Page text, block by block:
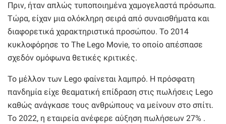
Πριν, ήταν απλώς τυποποιημένα χαμογελαστά πρόσωπα.
Τώρα, είχαν μια ολόκληρη σειρά από συναισθήματα και
διαφορετικά χαρακτηριστικά προσώπου. Το 2014
κυκλοφόρησε το The Lego Movie, το οποίο απέσπασε
σχεδόν ομόφωνα θετικές κριτικές.
Το μέλλον των Lego φαίνεται λαμπρό. Η πρόσφατη
πανδημία είχε θεαματική επίδραση στις πωλήσεις Lego
καθώς ανάγκασε τους ανθρώπους να μείνουν στο σπίτι.
Το 2022, η εταιρεία ανέφερε αύξηση πωλήσεων 27% .